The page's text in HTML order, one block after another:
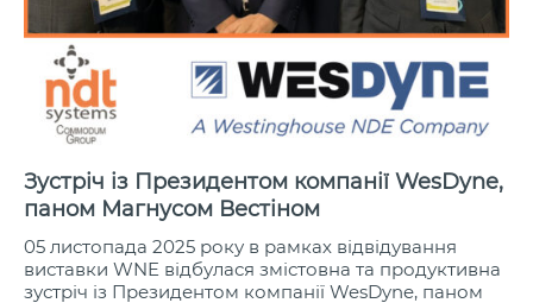
Зустріч із Президентом компанії WesDyne,
паном Магнусом Вестіном
05 листопада 2025 року в рамках відвідування
виставки WNE відбулася змістовна та продуктивна
зустріч із Президентом компанії WesDyne, паном